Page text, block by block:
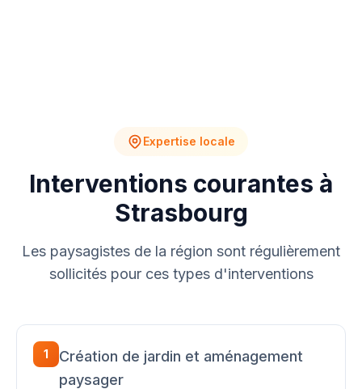
Expertise locale
Interventions courantes à
Strasbourg
Les paysagistes de la région sont régulièrement
sollicités pour ces types d'interventions
1
Création de jardin et aménagement
paysager